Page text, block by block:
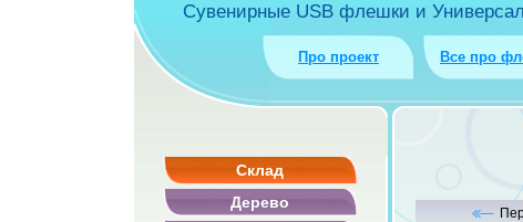
Сувенирные USB флешки и
Про проект Все про
Склад
Дерево